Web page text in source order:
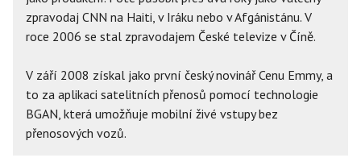
zpravodaj CNN na Haiti, v Iráku nebo v Afgánistánu. V
roce 2006 se stal zpravodajem České televize v Číně.
V září 2008 získal jako první český novinář Cenu Emmy, a
to za aplikaci satelitních přenosů pomocí technologie
BGAN, která umožňuje mobilní živé vstupy bez
přenosových vozů.